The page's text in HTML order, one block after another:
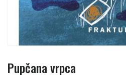
Pupčana vrpca